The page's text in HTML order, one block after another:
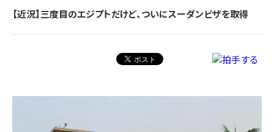
【近況】三度目のエジプトだけど、ついにスーダンビザを取得